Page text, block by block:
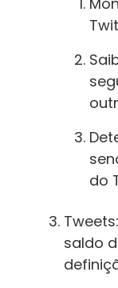
do
saldo